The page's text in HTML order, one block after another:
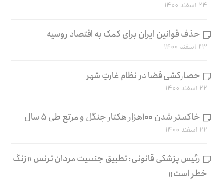
۲۴ اسفند ۱۴۰۰
حذف قوانین ایران برای کمک به اقتصاد روسیه
۲۳ اسفند ۱۴۰۰
حصارکشی فضا در نظام غارتِ شهر
۲۲ اسفند ۱۴۰۰
خاکستر شدن ۱۰۰هزار هکتار جنگل و مرتع طی ۵ سال
۲۲ اسفند ۱۴۰۰
رئیس پزشکی قانونی: تطبیق جنسیت مردان ترنس «زنگ
خطر است»